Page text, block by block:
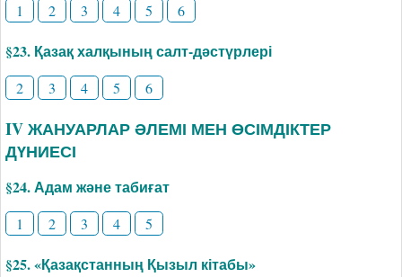
1 2 3 4 5 6
§23. Қазақ халқының салт-дәстүрлері
2 3 4 5 6
IV ЖАНУАРЛАР ӘЛЕМІ МЕН ӨСІМДІКТЕР
ДҮНИЕСІ
§24. Адам және табиғат
1 2 3 4 5
§25. «Қазақстанның Қызыл кітабы»